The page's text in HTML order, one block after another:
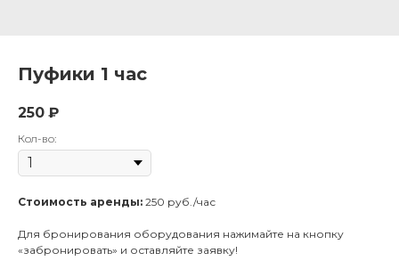
Пуфики 1 час
250 ₽
Кол-во:
Стоимость аренды: 250 руб./час
Для бронирования оборудования нажимайте на кнопку
«забронировать» и оставляйте заявку!